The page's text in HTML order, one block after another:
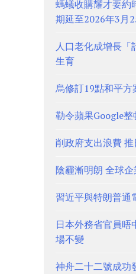
螞蟻收購耀才要
期延至2026年3月
人口老化成增長「
生育
烏修訂19點和平方
勒令蘋果Google
削政府支出浪費 推
陰霾漸明朗 全球
習近平與特朗普通
日本外務省官員晤
場不變
神舟二十二號成功